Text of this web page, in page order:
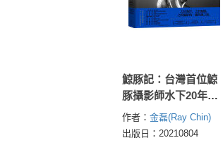
鯨豚記：台灣首位鯨
豚攝影師水下20年的
夢想與堅持
作者： 金磊(Ray Chin)
出版日：20210804